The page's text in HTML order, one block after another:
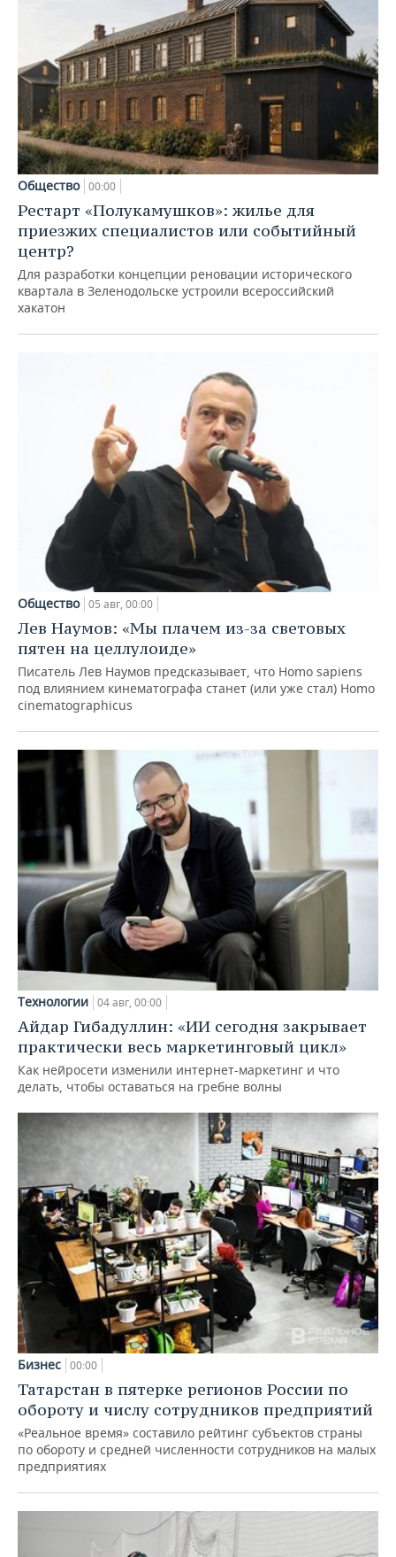
Общество 00:00
Рестарт «Полукамушков»: жилье для
приезжих специалистов или событийный
центр?
Для разработки концепции реновации исторического
квартала в Зеленодольске устроили всероссийский
хакатон
Общество 05 авг, 00:00
Лев Наумов: «Мы плачем из-за световых
пятен на целлулоиде»
Писатель Лев Наумов предсказывает, что Homo sapiens
под влиянием кинематографа станет (или уже стал) Homo
cinematographicus
Технологии 04 авг, 00:00
Айдар Гибадуллин: «ИИ сегодня закрывает
практически весь маркетинговый цикл»
Как нейросети изменили интернет-маркетинг и что
делать, чтобы оставаться на гребне волны
Бизнес 00:00
Татарстан в пятерке регионов России по
обороту и числу сотрудников предприятий
«Реальное время» составило рейтинг субъектов страны
по обороту и средней численности сотрудников на малых
предприятиях